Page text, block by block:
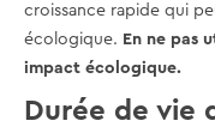
croissance rapide qui
écologique. En ne pas
impact écologique.
Durée de vie